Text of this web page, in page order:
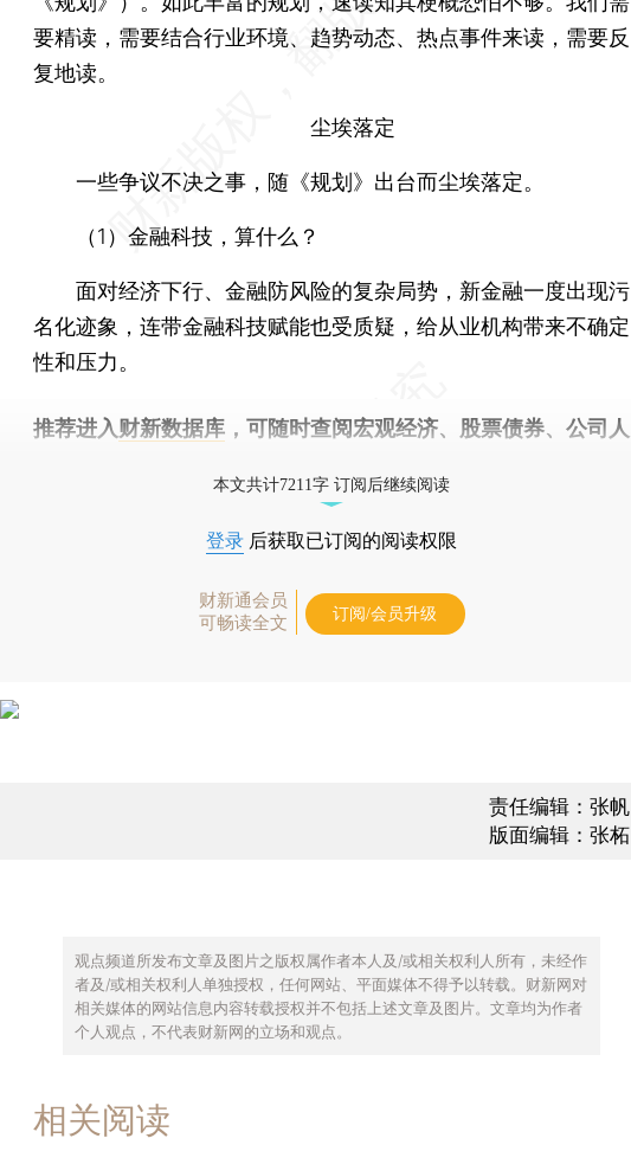
要精读，需要结合行业环境、趋势动态、热点事件来读，需要反
复地读。
尘埃落定
一些争议不决之事，随《规划》出台而尘埃落定。
（1）金融科技，算什么？
面对经济下行、金融防风险的复杂局势，新金融一度出现污
名化迹象，连带金融科技赋能也受质疑，给从业机构带来不确定
性和压力。
推荐进入财新数据库 ，可随时查阅宏观经济、股票债券、公司人
本文共计7211字 订阅后继续阅读
登录 后获取已订阅的阅读权限
财新通会员
可畅读全文
订阅/会员升级
责任编辑：张帆
版面编辑：张柘
观点频道所发布文章及图片之版权属作者本人及/或相关权利人所有，未经作
者及/或相关权利人单独授权，任何网站、平面媒体不得予以转载。财新网对
相关媒体的网站信息内容转载授权并不包括上述文章及图片。文章均为作者
个人观点，不代表财新网的立场和观点。
相关阅读